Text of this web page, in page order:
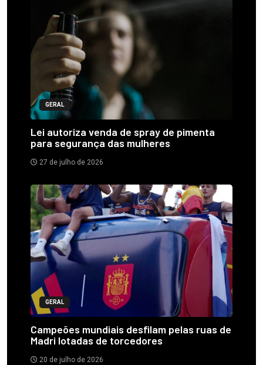
GERAL
Lei autoriza venda de spray de pimenta
para segurança das mulheres
27 de julho de 2026
GERAL
Campeões mundiais desfilam pelas ruas de
Madri lotadas de torcedores
20 de julho de 2026